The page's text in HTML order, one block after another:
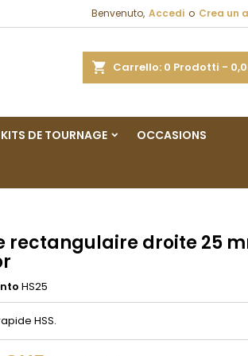
Benvenuto, Accedi o Crea un
Carrello 0 Prodotti -
KITS DE TOURNAGE OCCASIONS
rectangulaire droite 25
HS25
HSS.